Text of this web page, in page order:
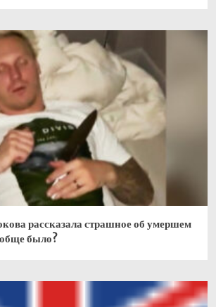
рассказала страшное об умершем
было?